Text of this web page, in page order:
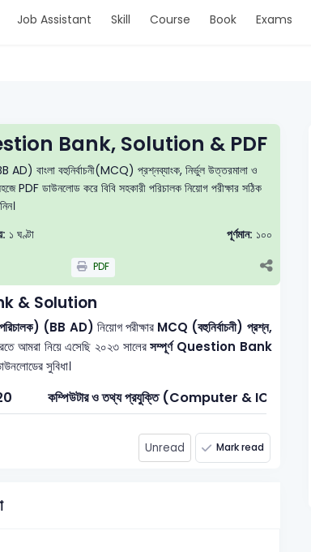
Job Assistant Skill Course Book Exams
Bank, Solution & PDF
AD) বাংলা বহুনির্বাচনী(MCQ) প্রশ্নব্যাংক, নির্ভুল উত্তরমালা ও
PDF ডাউনলোড করে বিবি সহকারী পরিচালক নিয়োগ পরীক্ষার সঠিক
১ ঘণ্টা পূর্ণমান: ১০০
PDF
& Solution
পরিচালক) (BB AD) নিয়োগ পরীক্ষার MCQ (বহুনির্বাচনী) প্রশ্ন,
আমরা নিয়ে এসেছি ২০২৩ সালেরসম্পূর্ণ Question Bank
সুবিধা।
কম্পিউটার ও তথ্য প্রযুক্তি (Computer & ICT): 10
Unread Mark read